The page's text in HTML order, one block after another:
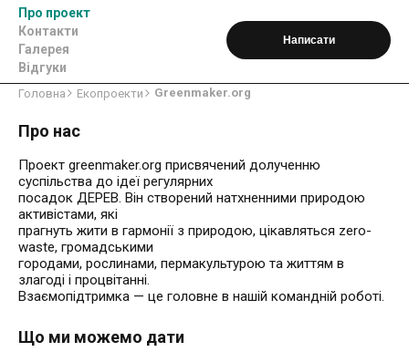
Про проект
Контакти
Галерея
Відгуки
Написати
Головна Екопроекти Greenmaker.org
Про нас
Проект greenmaker.org присвячений долученню
суспільства до ідеї регулярних
посадок ДЕРЕВ. Він створений натхненними природою
активістами, які
прагнуть жити в гармонії з природою, цікавляться zero-
waste, громадськими
городами, рослинами, пермакультурою та життям в
злагоді і процвітанні.
Взаємопідтримка — це головне в нашій командній роботі.
Що ми можемо дати